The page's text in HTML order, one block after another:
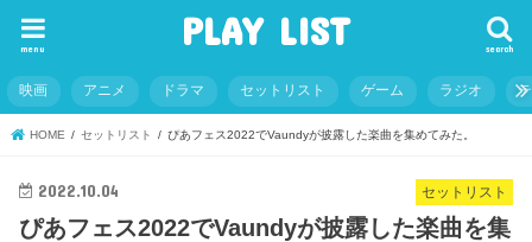
PLAY LIST search
menu
映画 アニメ ドラマ セットリスト ゲーム ラジオ
HOME セットリスト ぴあフェス2022でVaundyが披露した楽曲を集めてみた。
セットリスト
2022.10.04
ぴあフェス2022でVaundyが披露した楽曲を集